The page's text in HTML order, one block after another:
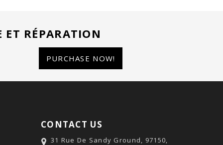
ET RÉPARATION
PURCHASE NOW!
CONTACT US
31 Rue De Sandy Ground, 97150,